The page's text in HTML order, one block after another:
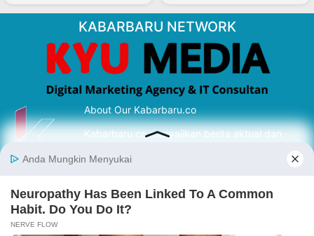
KABARBARU NETWORK
About Our Kabarbaru.co
Kabarbaru.co menyajikan berita aktual dan
serta terverifikasi dari sumber yang tepat.
Follow Kabarbaru